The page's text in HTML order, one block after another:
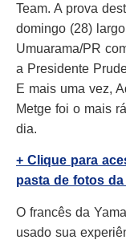
Team. A prova
domingo (28)
Umuarama/PR
a Presidente
E mais uma vez,
Metge foi o mais
dia.
+ Clique para
pasta de fotos
O francês da
usado sua